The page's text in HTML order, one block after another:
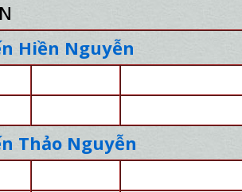
Hiền Nguyễn
Thảo Nguyễn